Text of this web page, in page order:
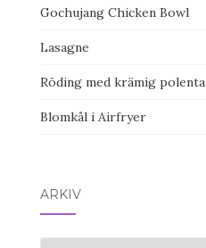
Gochujang Chicken Bowl
Lasagne
Röding med krämig polenta
Blomkål i Airfryer
ARKIV